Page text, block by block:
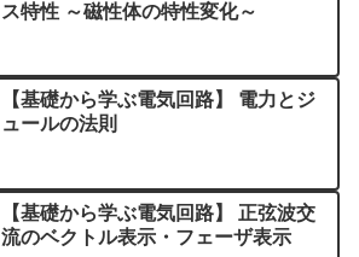
ス特性 ～磁性体の特性変化～
【基礎から学ぶ電気回路】 電力とジ
ュールの法則
【基礎から学ぶ電気回路】 正弦波交
流のベクトル表示・フェーザ表示